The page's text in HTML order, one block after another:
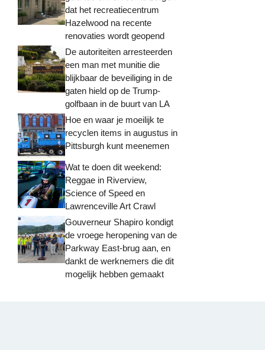
dat het recreatiecentrum
Hazelwood na recente
renovaties wordt geopend
De autoriteiten arresteerden
een man met munitie die
blijkbaar de beveiliging in de
gaten hield op de Trump-
golfbaan in de buurt van LA
Hoe en waar je moeilijk te
recyclen items in augustus in
Pittsburgh kunt meenemen
Wat te doen dit weekend:
Reggae in Riverview,
Science of Speed ​​en
Lawrenceville Art Crawl
Gouverneur Shapiro kondigt
de vroege heropening van de
Parkway East-brug aan, en
dankt de werknemers die dit
mogelijk hebben gemaakt